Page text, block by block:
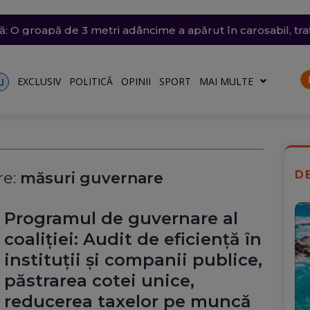
azi un nou record absolut de temperatură
nordul Angliei: O defecțiune electrică provoacă
O groapă de 3 metri adâncime a apărut în carosabil,
Dunăre a fost amânată din nou. Crește riscul pentru
Transelectrica va putea deconecta marii
nu vor fi afectate
EXCLUSIV POLITICĂ OPINII SPORT MAI MULTE
măsuri guvernare
Programul de guvernare al
coaliției: Audit de eficiență în
instituții și companii publice,
păstrarea cotei unice,
reducerea taxelor pe muncă